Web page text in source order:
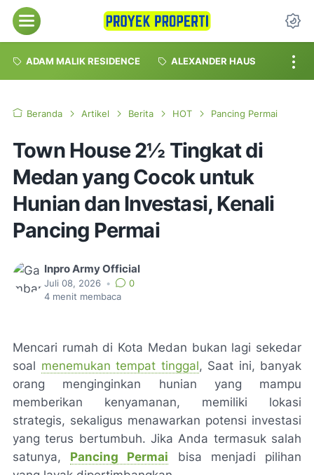
Menu
ADAM MALIK RESIDENCE ALEXANDER HAUS
Beranda Artikel Berita HOT Pancing Permai
Town House 2½ Tingkat di
Medan yang Cocok untuk
Hunian dan Investasi, Kenali
Pancing Permai
Inpro Army Official
Juli 08, 2026 •
0
4 menit membaca
Mencari rumah di Kota Medan bukan lagi sekedar
soal menemukan tempat tinggal, Saat ini, banyak
orang menginginkan hunian yang mampu
memberikan kenyamanan, memiliki lokasi
strategis, sekaligus menawarkan potensi investasi
yang terus bertumbuh. Jika Anda termasuk salah
satunya, Pancing Permai bisa menjadi pilihan